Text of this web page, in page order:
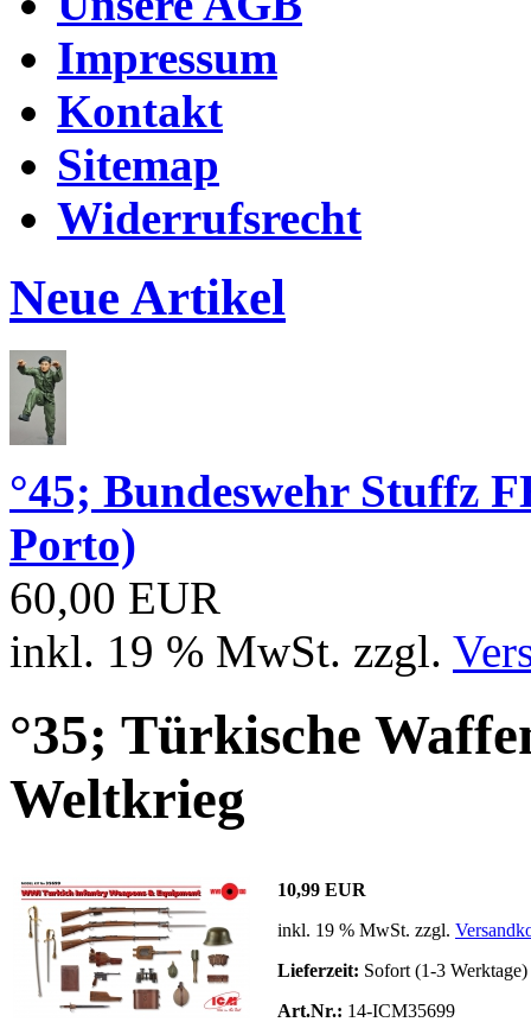
Impressum
Kontakt
Sitemap
Widerrufsrecht
Neue Artikel
°45; Bundeswehr Stuffz
Porto)
60,00 EUR
inkl. 19 % MwSt. zzgl.
°35; Türkische
Weltkrieg
10,99 EUR
inkl. 19 % MwSt. zzgl.
Lieferzeit: Sofort (1-3 Werktage)
Art.Nr.: 14-ICM35699